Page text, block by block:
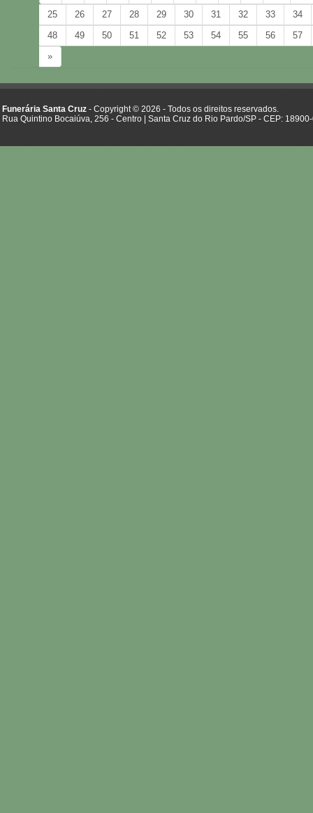
25
26 27 28 29 30 31 32 33
34
48
49 50 51 52 53 54 55 56
57
»
Funerária Santa Cruz - Copyright © 2026 - Todos os direitos reservados.
Rua Quintino Bocaiúva, 256 - Centro | Santa Cruz do Rio Pardo/SP - CEP: